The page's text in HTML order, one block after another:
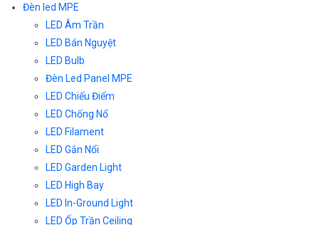
Đèn led MPE
LED Âm Trần
LED Bán Nguyệt
LED Bulb
Đèn Led Panel MPE
LED Chiếu Điểm
LED Chống Nổ
LED Filament
LED Gắn Nổi
LED Garden Light
LED High Bay
LED In-Ground Light
LED Ốp Trần Ceiling